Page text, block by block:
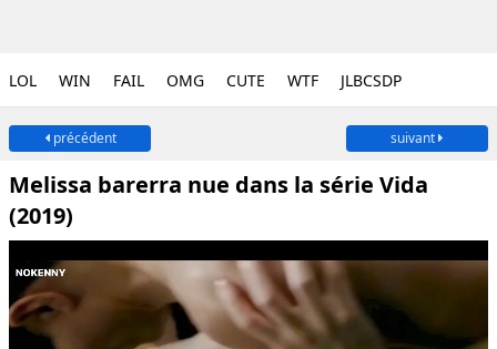
LOL WIN FAIL OMG CUTE WTF JLBCSDP
précédent suivant
Melissa barerra nue dans la série Vida
(2019)